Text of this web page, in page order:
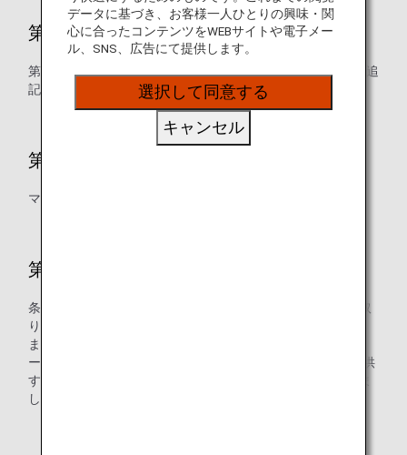
第4条 会員資格の発効
第4項にて、会員番号およびパスワード等の取扱いについて追
記しました。
第10条 マイルの有効期限
マイルの有効期限を明確化しました。
第17条 ANAプライバシーポリシー
条項名を「ANAプライバシーポリシー」から「個人情報の取
り扱い」へと変更しました。
また第2項において、スター アライアンスゴールドメンバ
ー、スター アライアンスシルバーメンバーへ各種特典を提供
するために必要な個人情報の取り扱いについて、明確化しま
した。
データに基づき、お客様一人ひとりの興味・関
心に合ったコンテンツをWEBサイトや電子メー
ル、SNS、広告にて提供します。
選択して同意する
キャンセル